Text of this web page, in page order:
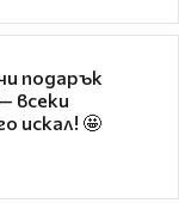
подарък
всеки
искал! 🤩